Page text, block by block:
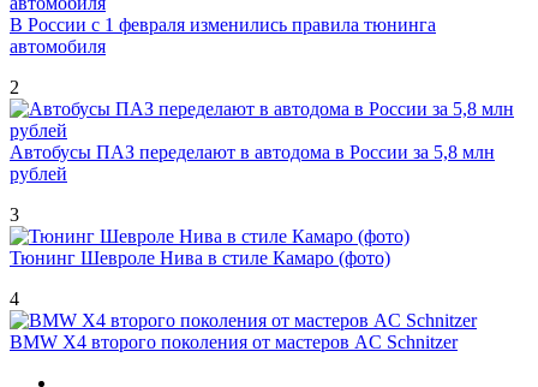
В России с 1 февраля изменились правила тюнинга
автомобиля
2
Автобусы ПАЗ переделают в автодома в России за 5,8 млн
рублей
3
Тюнинг Шевроле Нива в стиле Камаро (фото)
4
BMW X4 второго поколения от мастеров AC Schnitzer